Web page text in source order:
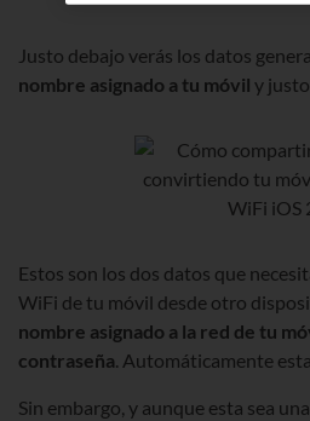
Justo debajo verás los datos
nombre asignado a tu móvil y
Estos son los dos datos que
WiFi de tu móvil desde otro
nombre asignado a la red de tu
contraseña. Automáticamente
Sin embargo, y aunque esta sea